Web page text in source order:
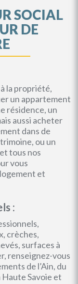
SOCIAL
DE
la propriété,
un appartement
résidence, un
aussi acheter
dans de
ou un
tous nos
vous
et
:
crèches,
surfaces à
renseignez-vous
de l’Ain, du
Haute Savoie et